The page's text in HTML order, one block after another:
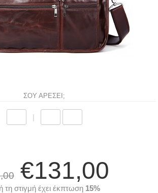
ΣΟΥ ΑΡΕΣΕΙ;
€131,00
τη στιγμή έχει έκπτωση 15%